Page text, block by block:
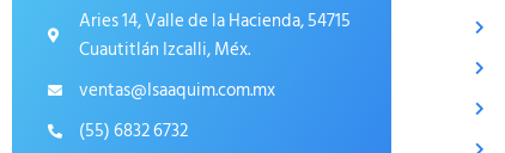
Aries 14, Valle de la Hacienda, 54715
Cuautitlán Izcalli, Méx.
ventas@Isaaquim.com.mx
(55) 6832 6732